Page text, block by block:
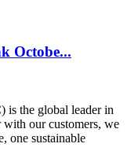
Octobe...
is the global leader in
with our customers, we
one sustainable